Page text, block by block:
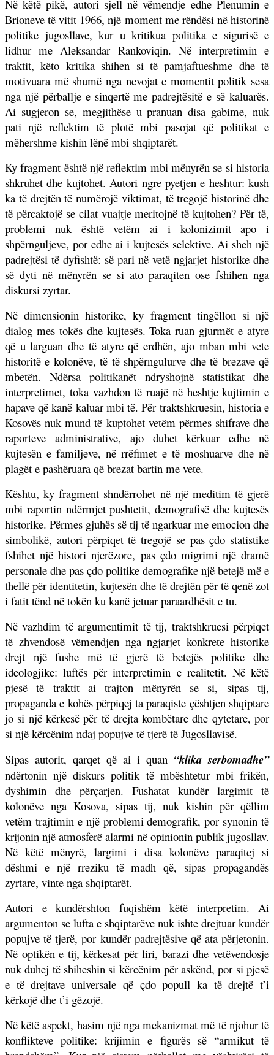
Në këtë pikë, autori sjell në vëmendje edhe Plenumin e
Brioneve të vitit 1966, një moment me rëndësi në historinë
politike jugosllave, kur u kritikua politika e sigurisë e
lidhur me Aleksandar Rankoviqin. Në interpretimin e
traktit, këto kritika shihen si të pamjaftueshme dhe të
motivuara më shumë nga nevojat e momentit politik sesa
nga një përballje e sinqertë me padrejtësitë e së kaluarës.
Ai sugjeron se, megjithëse u pranuan disa gabime, nuk
pati një reflektim të plotë mbi pasojat që politikat e
mëhershme kishin lënë mbi shqiptarët.
Ky fragment është një reflektim mbi mënyrën se si historia
shkruhet dhe kujtohet. Autori ngre pyetjen e heshtur: kush
ka të drejtën të numërojë viktimat, të tregojë historinë dhe
të përcaktojë se cilat vuajtje meritojnë të kujtohen? Për të,
problemi nuk është vetëm ai i kolonizimit apo i
shpërnguljeve, por edhe ai i kujtesës selektive. Ai sheh një
padrejtësi të dyfishtë: së pari në vetë ngjarjet historike dhe
së dyti në mënyrën se si ato paraqiten ose fshihen nga
diskursi zyrtar.
Në dimensionin historike, ky fragment tingëllon si një
dialog mes tokës dhe kujtesës. Toka ruan gjurmët e atyre
që u larguan dhe të atyre që erdhën, ajo mban mbi vete
historitë e kolonëve, të të shpërngulurve dhe të brezave që
mbetën. Ndërsa politikanët ndryshojnë statistikat dhe
interpretimet, toka vazhdon të ruajë në heshtje kujtimin e
hapave që kanë kaluar mbi të. Për traktshkruesin, historia e
Kosovës nuk mund të kuptohet vetëm përmes shifrave dhe
raporteve administrative, ajo duhet kërkuar edhe në
kujtesën e familjeve, në rrëfimet e të moshuarve dhe në
plagët e pashëruara që brezat bartin me vete.
Kështu, ky fragment shndërrohet në një meditim të gjerë
mbi raportin ndërmjet pushtetit, demografisë dhe kujtesës
historike. Përmes gjuhës së tij të ngarkuar me emocion dhe
simbolikë, autori përpiqet të tregojë se pas çdo statistike
fshihet një histori njerëzore, pas çdo migrimi një dramë
personale dhe pas çdo politike demografike një betejë më e
thellë për identitetin, kujtesën dhe të drejtën për të qenë zot
i fatit tënd në tokën ku kanë jetuar paraardhësit e tu.
Në vazhdim të argumentimit të tij, traktshkruesi përpiqet
të zhvendosë vëmendjen nga ngjarjet konkrete historike
drejt një fushe më të gjerë të betejës politike dhe
ideologjike: luftës për interpretimin e realitetit. Në këtë
pjesë të traktit ai trajton mënyrën se si, sipas tij,
propaganda e kohës përpiqej ta paraqiste çështjen shqiptare
jo si një kërkesë për të drejta kombëtare dhe qytetare, por
si një kërcënim ndaj popujve të tjerë të Jugosllavisë.
Sipas autorit, qarqet që ai i quan “klika serbomadhe”
ndërtonin një diskurs politik të mbështetur mbi frikën,
dyshimin dhe përçarjen. Fushatat kundër largimit të
kolonëve nga Kosova, sipas tij, nuk kishin për qëllim
vetëm trajtimin e një problemi demografik, por synonin të
krijonin një atmosferë alarmi në opinionin publik jugosllav.
Në këtë mënyrë, largimi i disa kolonëve paraqitej si
dëshmi e një rreziku të madh që, sipas propagandës
zyrtare, vinte nga shqiptarët.
Autori e kundërshton fuqishëm këtë interpretim. Ai
argumenton se lufta e shqiptarëve nuk ishte drejtuar kundër
popujve të tjerë, por kundër padrejtësive që ata përjetonin.
Në optikën e tij, kërkesat për liri, barazi dhe vetëvendosje
nuk duhej të shiheshin si kërcënim për askënd, por si pjesë
e të drejtave universale që çdo popull ka të drejtë t’i
kërkojë dhe t’i gëzojë.
Në këtë aspekt, hasim një nga mekanizmat më të njohur të
konflikteve politike: krijimin e figurës së “armikut të